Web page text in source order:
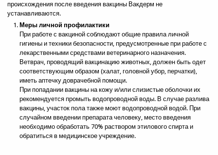
происхождения после введения вакцины Вакдерм не
устанавливаются.
Меры личной профилактики
При работе с вакциной соблюдают общие правила личной
гигиены и техники безопасности, предусмотренные при работе с
лекарственными средствами ветеринарного назначения.
Ветврач, проводящий вакцинацию животных, должен быть одет
соответствующим образом (халат, головной убор, перчатки),
иметь аптечку доврачебной помощи.
При попадании вакцины на кожу и/или слизистые оболочки их
рекомендуется промыть водопроводной воды. В случае разлива
вакцины, участок пола также моют водопроводной водой. При
случайном введении препарата человеку, место введения
необходимо обработать 70% раствором этилового спирта и
обратиться в медицинское учреждение.
Сообщение*
Отправить копию мне?
Отправить Закрыть форму